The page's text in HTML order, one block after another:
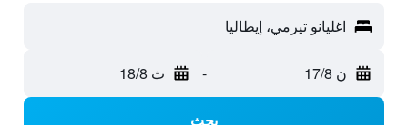
اغليانو تيرمي، إيطاليا
ن 17/8 - ث 18/8
بحث